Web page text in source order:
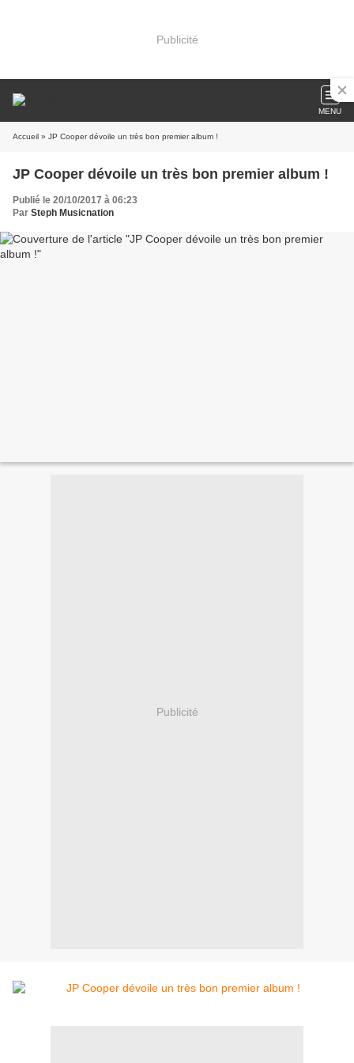
Publicité
MENU
Accueil » JP Cooper dévoile un très bon premier album !
JP Cooper dévoile un très bon premier album !
Publié le 20/10/2017 à 06:23
Par Steph Musicnation
Publicité